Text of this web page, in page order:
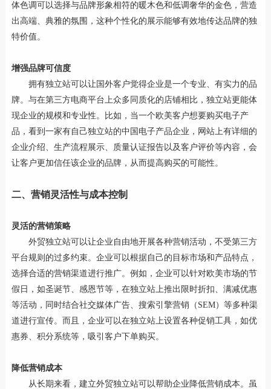
体色调可以选择与品牌形象相符的暖木色和低调奢华的金色，营造
出高端、典雅的氛围，这种个性化的展示能够有效地传达品牌的独
特价值。
增强品牌可信度
拥有独立站可以让国外客户觉得企业是一个专业、有实力的品
牌。与在第三方电商平台上众多同质化的店铺相比，独立站更能体
现企业的规模和专业性。比如，当一个欧美客户想要购买电子产
品，看到一家有自己独立站的中国电子产品企业，网站上有详细的
企业介绍、生产流程展示、质量认证报告以及客户评价等内容，会
让客户更加信任该企业的品牌，从而提高购买的可能性。
二、营销灵活性与成本控制
灵活的营销策略
外贸独立站可以让企业自由地开展各种营销活动，不受第三方
平台规则的过多约束。企业可以根据自己的目标市场和产品特点，
选择合适的营销渠道进行推广。例如，企业可以针对欧美市场的节
假日，如圣诞节、感恩节等，在独立站上推出限时折扣、满减优惠
等活动，同时结合社交媒体广告、搜索引擎营销（SEM）等多种渠
道进行宣传。而且，企业可以在独立站上设置各种促销工具，如优
惠券、积分系统等，吸引客户下单购买。
降低营销成本
从长期来看，建立外贸独立站可以帮助企业降低营销成本。虽